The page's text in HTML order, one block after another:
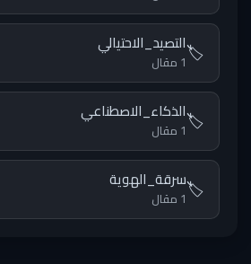
🏷️التصيد_الاحتيالي
1 مقال
🏷️الذكاء_الاصطناعي
1 مقال
🏷️سرقة_الهوية
1 مقال